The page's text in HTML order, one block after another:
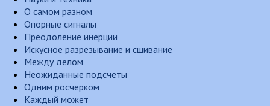
О самом разном
Опорные сигналы
Преодоление инерции
Искусное разрезывание и сшивание
Между делом
Неожиданные подсчеты
Одним росчерком
Каждый может